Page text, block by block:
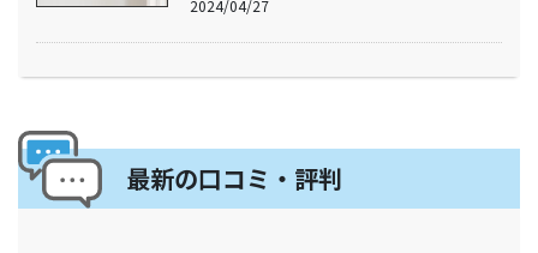
2024/04/27
最新の口コミ・評判